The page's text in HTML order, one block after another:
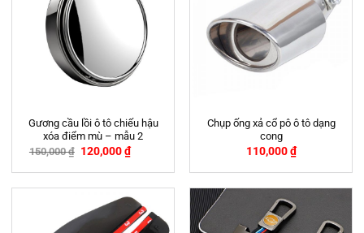
Gương cầu lồi ô tô chiếu hậu
xóa điểm mù – mẫu 2
150,000₫ 120,000₫
Chụp ống xả cổ pô ô tô dạng
cong
110,000₫